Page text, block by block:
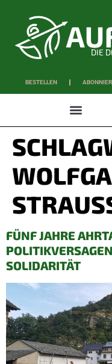
DIE
BESTELLEN
STRAUSS
FÜNF JAHRE
SOLIDARITÄT